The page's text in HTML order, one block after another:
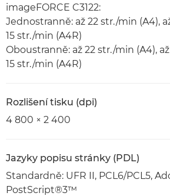
imageFORCE C3122:
Jednostranně: až 22 str./min (A4),
15 str./min (A4R)
Oboustranně: až 22 str./min (A4),
15 str./min (A4R)
Rozlišení tisku (dpi)
4 800 × 2 400
Jazyky popisu stránky (PDL)
Standardně: UFR II, PCL6/PCL5,
PostScript®3™